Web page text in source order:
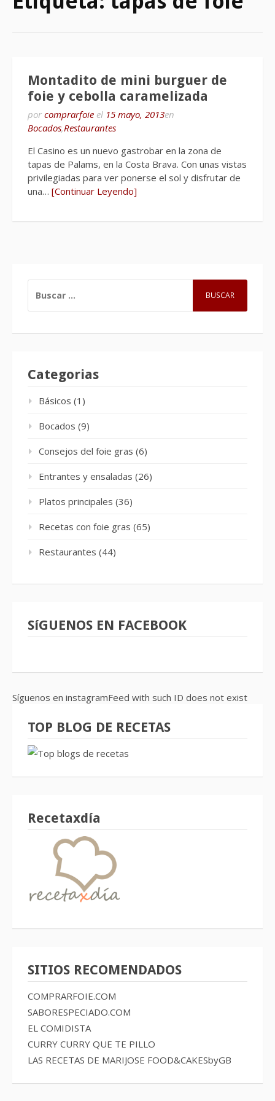
Montadito de mini burguer de
foie y cebolla caramelizada
por comprarfoie el 15 mayo, 2013en
Bocados,Restaurantes
El Casino es un nuevo gastrobar en la zona de
tapas de Palams, en la Costa Brava. Con unas vistas
privilegiadas para ver ponerse el sol y disfrutar de
una… [Continuar Leyendo]
Categorias
Básicos (1)
Bocados (9)
Consejos del foie gras (6)
Entrantes y ensaladas (26)
Platos principales (36)
Recetas con foie gras (65)
Restaurantes (44)
SíGUENOS EN FACEBOOK
Síguenos en instagramFeed with such ID does not exist
TOP BLOG DE RECETAS
Recetaxdía
SITIOS RECOMENDADOS
COMPRARFOIE.COM
SABORESPECIADO.COM
EL COMIDISTA
CURRY CURRY QUE TE PILLO
LAS RECETAS DE MARIJOSE FOOD&CAKESbyGB